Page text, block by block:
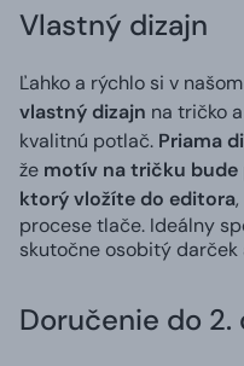
Vlastný dizajn
Ľahko a rýchlo si v
vlastný dizajn na tričko
kvalitnú potlač. Priama
že motív na tričku bude
ktorý vložíte do editora
procese tlače. Ideálny
skutočne osobitý
Doručenie do 2.